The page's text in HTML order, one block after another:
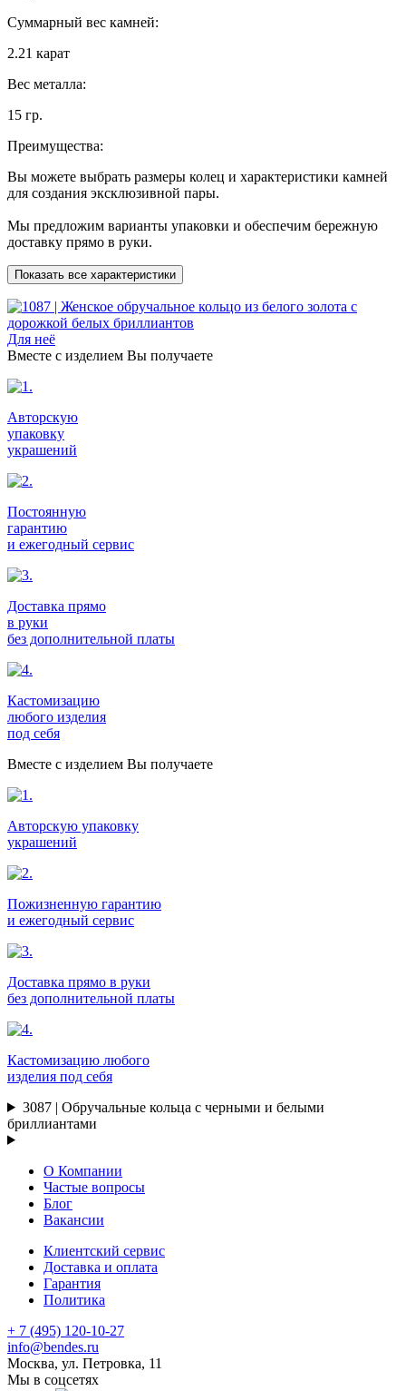
Суммарный вес камней:
2.21 карат
Вес металла:
15 гр.
Преимущества:
Вы можете выбрать размеры колец и характеристики камней
для создания эксклюзивной пары.
Мы предложим варианты упаковки и обеспечим бережную
доставку прямо в руки.
Показать все характеристики
Для неё
Вместе с изделием Вы получаете
Авторскую
упаковку
украшений
Постоянную
гарантию
и ежегодный сервис
Доставка прямо
в руки
без дополнительной платы
Кастомизацию
любого изделия
под себя
Вместе с изделием Вы получаете
Авторскую упаковку
украшений
Пожизненную гарантию
и ежегодный сервис
Доставка прямо в руки
без дополнительной платы
Кастомизацию любого
изделия под себя
3087 | Обручальные кольца с черными и белыми
бриллиантами
О Компании
Частые вопросы
Блог
Вакансии
Клиентский сервис
Доставка и оплата
Гарантия
Политика
+ 7 (495) 120-10-27
info@bendes.ru
Москва, ул. Петровка, 11
Мы в соцсетях